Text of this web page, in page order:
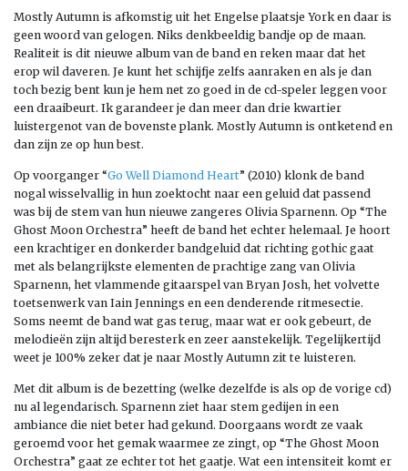
Mostly Autumn is afkomstig uit het Engelse plaatsje York en daar is
geen woord van gelogen. Niks denkbeeldig bandje op de maan.
Realiteit is dit nieuwe album van de band en reken maar dat het
erop wil daveren. Je kunt het schijfje zelfs aanraken en als je dan
toch bezig bent kun je hem net zo goed in de cd-speler leggen voor
een draaibeurt. Ik garandeer je dan meer dan drie kwartier
luistergenot van de bovenste plank. Mostly Autumn is ontketend en
dan zijn ze op hun best.
Op voorganger “Go Well Diamond Heart” (2010) klonk de band
nogal wisselvallig in hun zoektocht naar een geluid dat passend
was bij de stem van hun nieuwe zangeres Olivia Sparnenn. Op “The
Ghost Moon Orchestra” heeft de band het echter helemaal. Je hoort
een krachtiger en donkerder bandgeluid dat richting gothic gaat
met als belangrijkste elementen de prachtige zang van Olivia
Sparnenn, het vlammende gitaarspel van Bryan Josh, het volvette
toetsenwerk van Iain Jennings en een denderende ritmesectie.
Soms neemt de band wat gas terug, maar wat er ook gebeurt, de
melodieën zijn altijd beresterk en zeer aanstekelijk. Tegelijkertijd
weet je 100% zeker dat je naar Mostly Autumn zit te luisteren.
Met dit album is de bezetting (welke dezelfde is als op de vorige cd)
nu al legendarisch. Sparnenn ziet haar stem gedijen in een
ambiance die niet beter had gekund. Doorgaans wordt ze vaak
geroemd voor het gemak waarmee ze zingt, op “The Ghost Moon
Orchestra” gaat ze echter tot het gaatje. Wat een intensiteit komt er